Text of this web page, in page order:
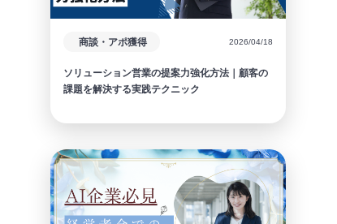
商談・アポ獲得 2026/04/18
ソリューション営業の提案力強化方法｜顧客の
課題を解決する実践テクニック